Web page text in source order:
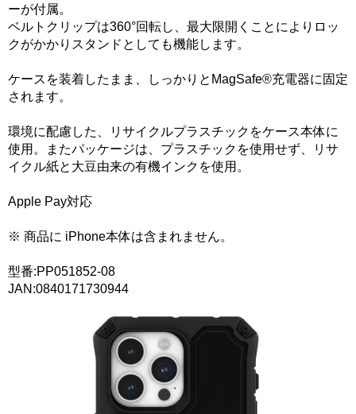
ーが付属。
ベルトクリップは360°回転し、最大限開くことによりロッ
クがかかりスタンドとしても機能します。
ケースを装着したまま、しっかりとMagSafe®充電器に固定
されます。
環境に配慮した、リサイクルプラスチックをケース本体に
使用。またパッケージは、プラスチックを使用せず、リサ
イクル紙と大豆由来の有機インクを使用。
Apple Pay対応
※ 商品に iPhone本体は含まれません。
型番:PP051852-08
JAN:0840171730944